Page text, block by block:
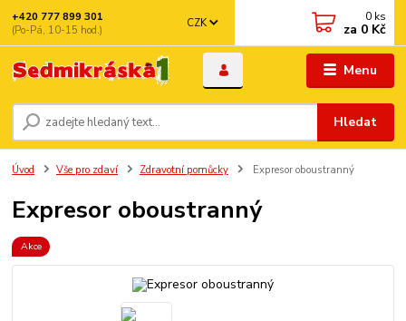
Menu
CZK
Hledat
+420 777 899 301
(Po-Pá, 10-15 hod.)
0 ks
za 0 Kč
Úvod Vše pro zdaví Zdravotní pomůcky Expresor oboustranný
Expresor oboustranný
Akce